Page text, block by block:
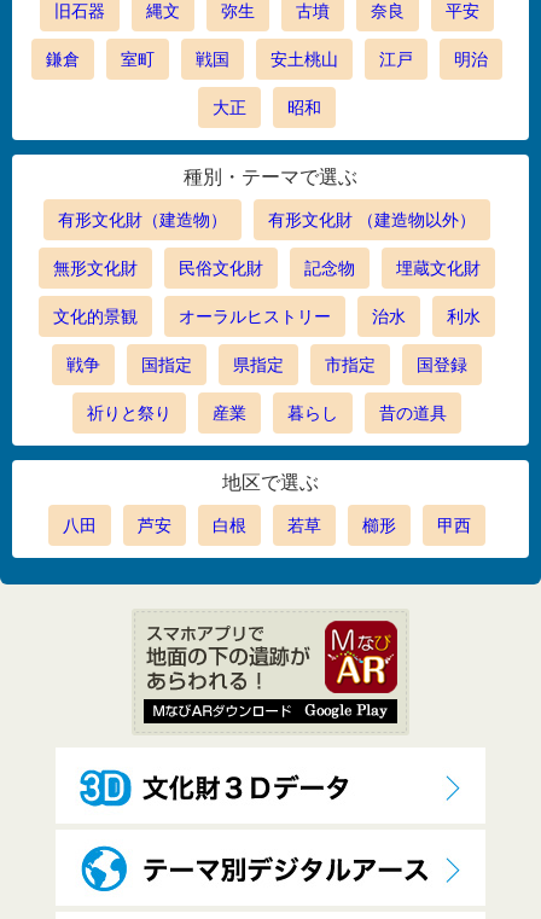
旧石器 縄文 弥生 古墳 奈良 平安
鎌倉 室町 戦国 安土桃山 江戸 明治
大正 昭和
種別・テーマで選ぶ
有形文化財（建造物） 有形文化財 （建造物以外）
無形文化財 民俗文化財 記念物 埋蔵文化財
文化的景観 オーラルヒストリー 治水 利水
戦争 国指定 県指定 市指定 国登録
祈りと祭り 産業 暮らし 昔の道具
地区で選ぶ
八田 芦安 白根 若草 櫛形 甲西